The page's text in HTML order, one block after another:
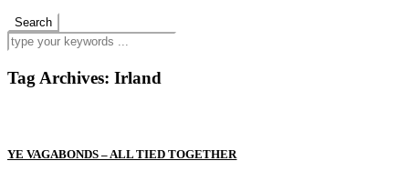
Tag Archives: Irland
YE VAGABONDS – ALL TIED TOGETHER